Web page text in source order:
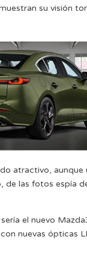
su visión
atractivo, aunque
de las fotos espía
el nuevo
nuevas ópticas